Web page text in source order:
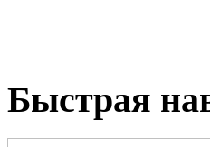
Быстрая